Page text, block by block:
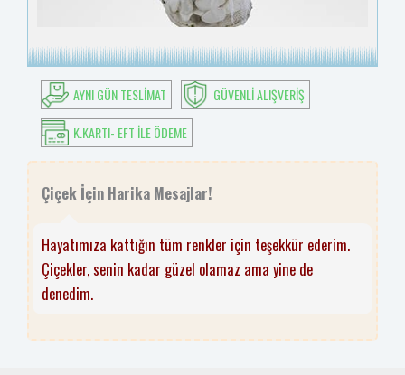
AYNI GÜN TESLIMAT
GÜVENLI ALIŞVERIŞ
K.KARTI- EFT ILE ÖDEME
Çiçek İçin Harika Mesajlar!
Hayatımıza kattığın tüm renkler için teşekkür ederim.
Çiçekler, senin kadar güzel olamaz ama yine de
denedim.